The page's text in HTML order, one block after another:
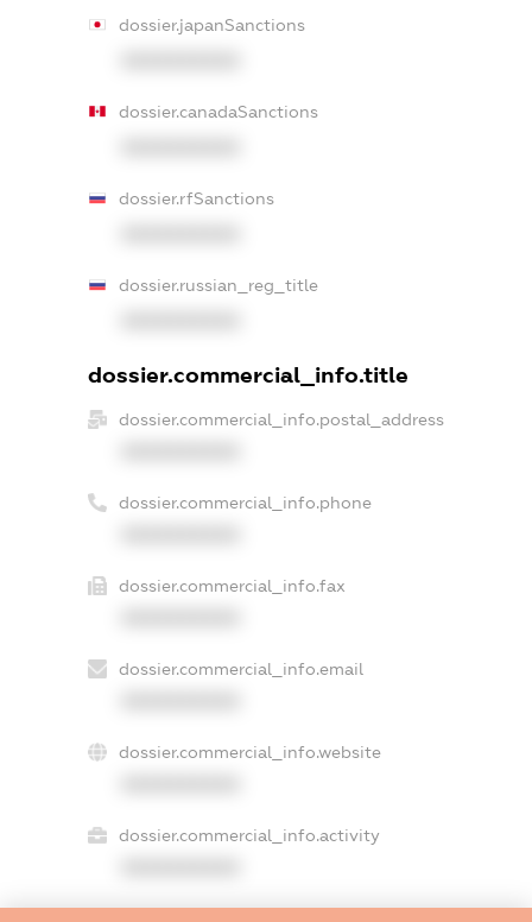
dossier.japanSanctions
dossier.canadaSanctions
dossier.rfSanctions
dossier.russian_reg_title
dossier.commercial_info.title
dossier.commercial_info.postal_address
dossier.commercial_info.phone
dossier.commercial_info.fax
dossier.commercial_info.email
dossier.commercial_info.website
dossier.commercial_info.activity